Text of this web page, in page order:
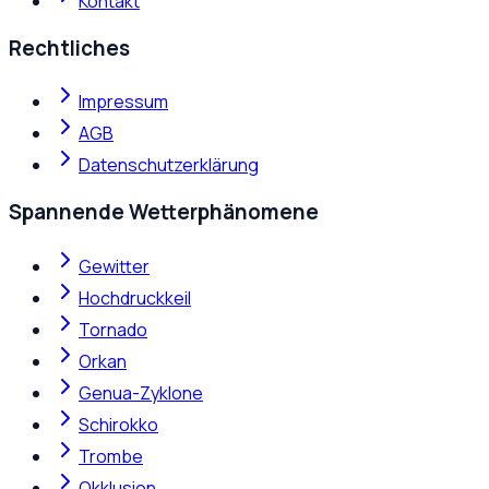
Rechtliches
Impressum
AGB
Datenschutzerklärung
Spannende Wetterphänomene
Gewitter
Hochdruckkeil
Tornado
Orkan
Genua-Zyklone
Schirokko
Trombe